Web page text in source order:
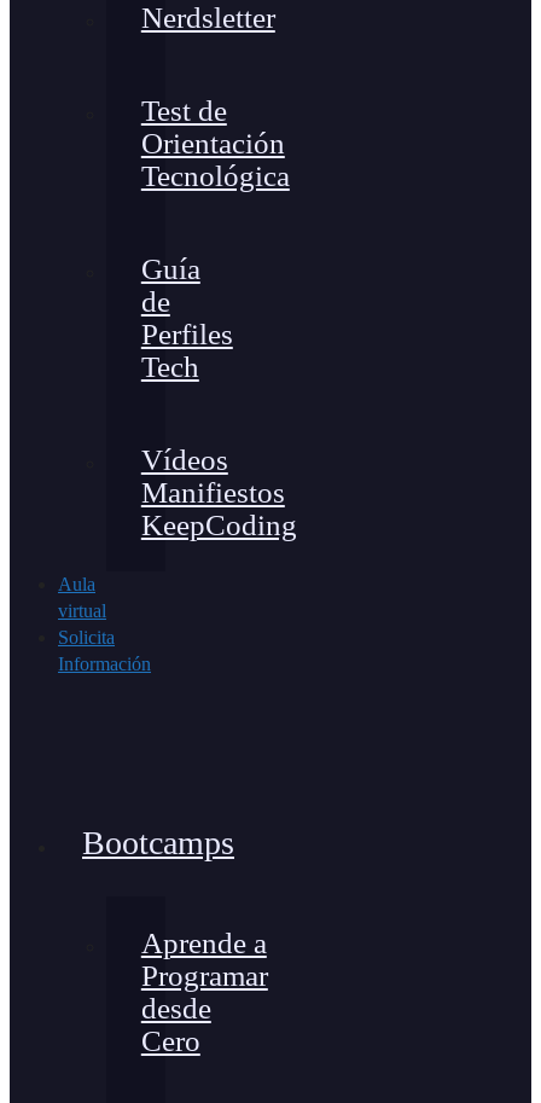
Nerdsletter
Test de
Orientación
Tecnológica
Guía
de
Perfiles
Tech
Vídeos
Manifiestos
KeepCoding
Aula
virtual
Solicita
Información
Bootcamps
Aprende a
Programar
desde
Cero